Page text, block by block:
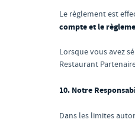
Le règlement est
compte et le
Lorsque vous avez
Restaurant
10. Notre
Dans les limites